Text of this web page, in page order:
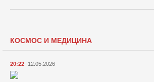
КОСМОС И МЕДИЦИНА
20:22 12.05.2026